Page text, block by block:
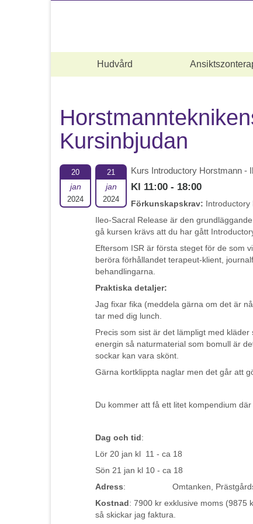
Hudvård
Kursinbjudan
20
jan
2024
21
jan
2024
Kurs Introductory Horstmann -
Kl 11:00 - 18:00
Förkunskapskrav: Introductory
Ileo-Sacral Release är den
gå kursen krävs att du har gått
Eftersom ISR är första steget för de som
beröra förhållandet terapeut-klient,
behandlingarna.
Praktiska detaljer:
Jag fixar fika (meddela gärna om det är
tar med dig lunch.
Precis som sist är det lämpligt med
energin så naturmaterial som bomull är
sockar kan vara skönt.
Gärna kortklippta naglar men det går att
Du kommer att få ett litet kompendium
Dag och tid:
Lör 20 jan kl 11 - ca 18
Sön 21 jan kl 10 - ca 18
Adress: Omtanken,
Kostnad: 7900 kr exklusive moms (9875
så skickar jag faktura.